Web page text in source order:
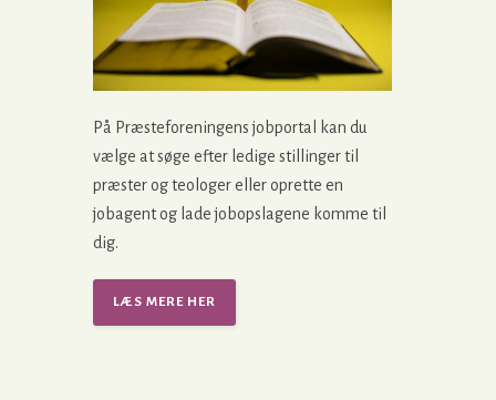
På Præsteforeningens jobportal kan du
vælge at søge efter ledige stillinger til
præster og teologer eller oprette en
jobagent og lade jobopslagene komme til
dig.
LÆS MERE HER